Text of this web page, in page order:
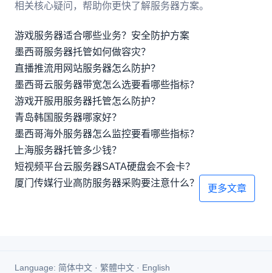
相关核心疑问，帮助你更快了解服务器方案。
游戏服务器适合哪些业务？安全防护方案
墨西哥服务器托管如何做容灾？
直播推流用网站服务器怎么防护？
墨西哥云服务器带宽怎么选要看哪些指标？
游戏开服用服务器托管怎么防护？
青岛韩国服务器哪家好？
墨西哥海外服务器怎么监控要看哪些指标？
上海服务器托管多少钱？
短视频平台云服务器SATA硬盘会不会卡？
厦门传媒行业高防服务器采购要注意什么？
更多文章
Language: 简体中文 · 繁體中文 · English